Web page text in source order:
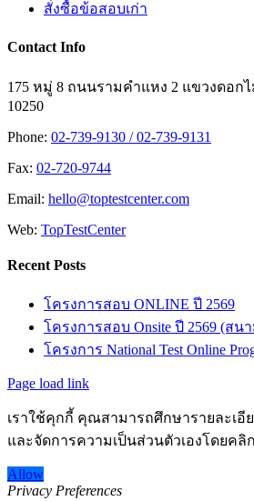
สั่งซื้อข้อสอบเก่า
Contact Info
175 หมู่ 8 ถนนรามคำแหง 2 แขวงดอกไ
10250
Phone: 02-739-9130 / 02-739-9131
Fax: 02-720-9744
Email: hello@toptestcenter.com
Web: TopTestCenter
Recent Posts
โครงการสอบ ONLINE ปี 2569
โครงการสอบ Onsite ปี 2569 (สน
โครงการ National Test Online
Page load link
เราใช้คุกกี้ คุณสามารถศึกษารายละเอี
และจัดการความเป็นส่วนตัวเองโดยคลิ
Allow
Privacy Preferences